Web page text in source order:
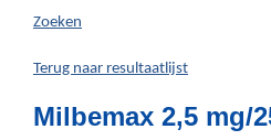
hier:
Zoeken
Terug naar resultaatlijst
Milbemax 2,5 mg/